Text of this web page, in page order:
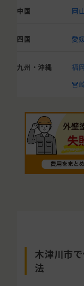
中国 岡
四国 愛
九州・沖縄 福
宮
木津川市
法